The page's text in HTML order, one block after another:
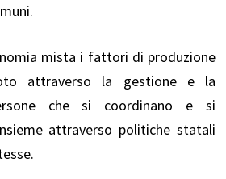
mista i fattori di produzione
attraverso la gestione e la
che si coordinano e si
attraverso politiche statali